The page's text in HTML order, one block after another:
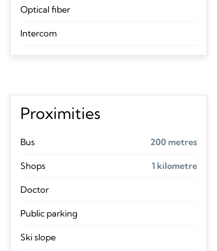
Optical fiber
Intercom
Proximities
Bus 200 metres
Shops 1 kilometre
Doctor
Public parking
Ski slope